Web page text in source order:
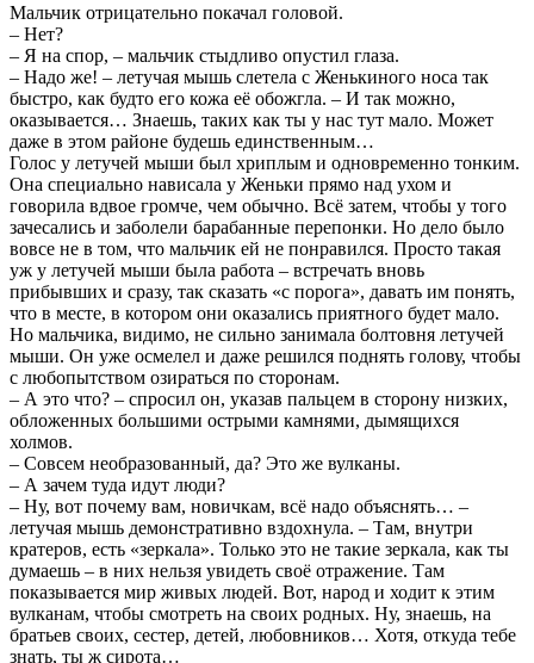
Мальчик отрицательно покачал головой.
– Нет?
– Я на спор, – мальчик стыдливо опустил глаза.
– Надо же! – летучая мышь слетела с Женькиного носа так
быстро, как будто его кожа её обожгла. – И так можно,
оказывается… Знаешь, таких как ты у нас тут мало. Может
даже в этом районе будешь единственным…
Голос у летучей мыши был хриплым и одновременно тонким.
Она специально нависала у Женьки прямо над ухом и
говорила вдвое громче, чем обычно. Всё затем, чтобы у того
зачесались и заболели барабанные перепонки. Но дело было
вовсе не в том, что мальчик ей не понравился. Просто такая
уж у летучей мыши была работа – встречать вновь
прибывших и сразу, так сказать «с порога», давать им понять,
что в месте, в котором они оказались приятного будет мало.
Но мальчика, видимо, не сильно занимала болтовня летучей
мыши. Он уже осмелел и даже решился поднять голову, чтобы
с любопытством озираться по сторонам.
– А это что? – спросил он, указав пальцем в сторону низких,
обложенных большими острыми камнями, дымящихся
холмов.
– Совсем необразованный, да? Это же вулканы.
– А зачем туда идут люди?
– Ну, вот почему вам, новичкам, всё надо объяснять… –
летучая мышь демонстративно вздохнула. – Там, внутри
кратеров, есть «зеркала». Только это не такие зеркала, как ты
думаешь – в них нельзя увидеть своё отражение. Там
показывается мир живых людей. Вот, народ и ходит к этим
вулканам, чтобы смотреть на своих родных. Ну, знаешь, на
братьев своих, сестер, детей, любовников… Хотя, откуда тебе
знать, ты ж сирота…